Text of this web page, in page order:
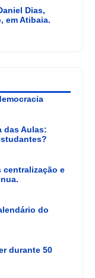
Dias,
em Atibaia.
das Aulas:
centralização e
do
durante 50